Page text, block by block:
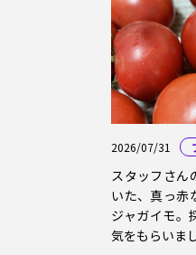
2026/07/31
スタッフさん
いた、真っ赤
ジャガイモ。
気をもらいま